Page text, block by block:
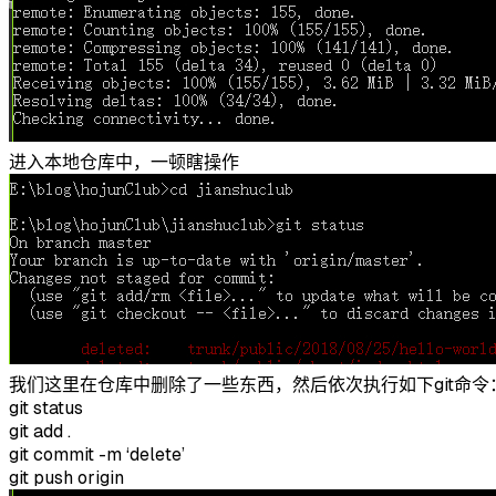
进入本地仓库中，一顿瞎操作
我们这里在仓库中删除了一些东西，然后依次执行如下git命令
git status
git add .
git commit -m ‘delete’
git push origin